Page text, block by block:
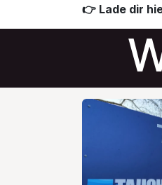
👉 Lade dir